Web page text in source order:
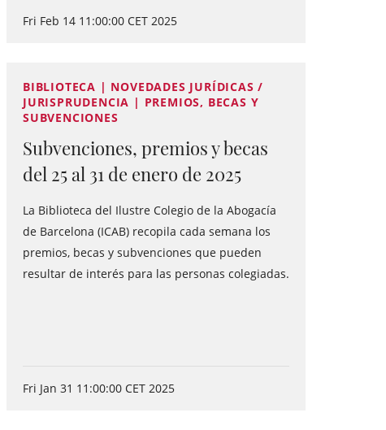
Fri Feb 14 11:00:00 CET 2025
BIBLIOTECA | NOVEDADES JURÍDICAS /
JURISPRUDENCIA | PREMIOS, BECAS Y
SUBVENCIONES
Subvenciones, premios y becas
del 25 al 31 de enero de 2025
La Biblioteca del Ilustre Colegio de la Abogacía
de Barcelona (ICAB) recopila cada semana los
premios, becas y subvenciones que pueden
resultar de interés para las personas colegiadas.
Fri Jan 31 11:00:00 CET 2025